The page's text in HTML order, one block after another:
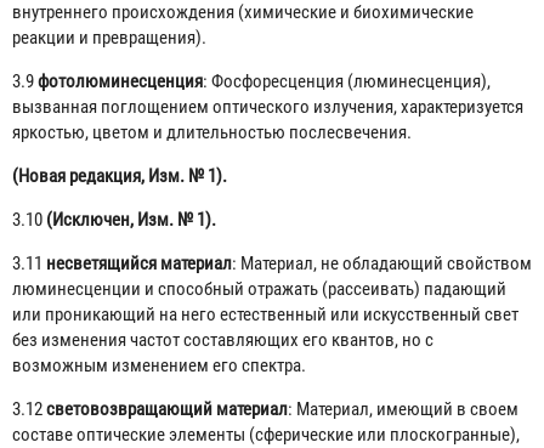
внутреннего происхождения (химические и биохимические
реакции и превращения).
3.9фотолюминесценция: Фосфоресценция (люминесценция),
вызванная поглощением оптического излучения, характеризуется
яркостью, цветом и длительностью послесвечения.
(Новая редакция, Изм. № 1).
3.10 (Исключен, Изм. № 1).
3.11 несветящийся материал: Материал, не обладающий свойством
люминесценции и способный отражать (рассеивать) падающий
или проникающий на него естественный или искусственный свет
без изменения частот составляющих его квантов, но с
возможным изменением его спектра.
3.12световозвращающий материал: Материал, имеющий в своем
составе оптические элементы (сферические или плоскогранные),